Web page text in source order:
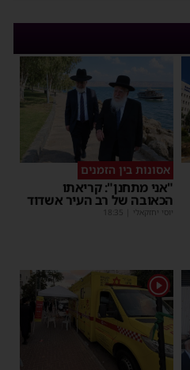
אסונות בין הזמנים
"אני מתחנן": קריאתו
הכאובה של רב העיר אשדוד
יוסי יחזקאלי |
18:35
1